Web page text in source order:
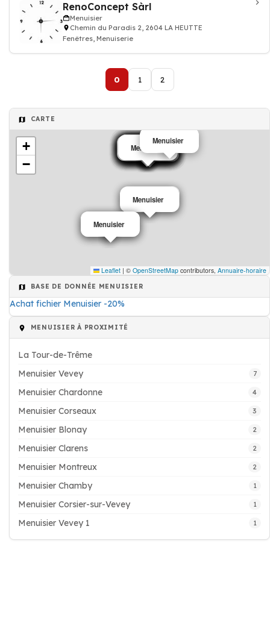
RenoConcept Sàrl
Menuisier
Chemin du Paradis 2, 2604 LA HEUTTE
Fenêtres, Menuiserie
0 1 2
CARTE
Menuisier
Menuisier
Menuisier
Menuisier
Menuisier
Menuisier
Menuisier
Menuisier
Menuisier
Menuisier
Menuisier
Menuisier
Menuisier
Menuisier
Menuisier
Menuisier
Menuisier
Menuisier
Menuisier
Menuisier
+
−
Leaflet | © OpenStreetMap contributors, Annuaire-horaire
BASE DE DONNÉE MENUISIER
Achat fichier Menuisier -20%
MENUISIER À PROXIMITÉ
La Tour-de-Trême
Menuisier Vevey
7
Menuisier Chardonne 4
Menuisier Corseaux 3
Menuisier Blonay 2
Menuisier Clarens 2
Menuisier Montreux 2
Menuisier Chamby 1
Menuisier Corsier-sur-Vevey 1
Menuisier Vevey 1 1